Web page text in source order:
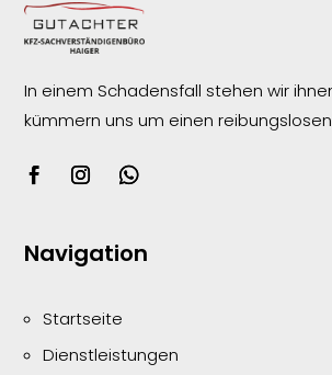
In einem Schadensfall stehen wir
kümmern uns um einen
Navigation
Startseite
Dienstleistungen